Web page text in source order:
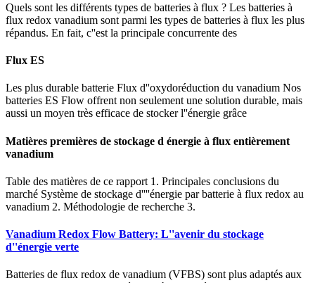
Quels sont les différents types de batteries à flux ? Les batteries à
flux redox vanadium sont parmi les types de batteries à flux les plus
répandus. En fait, c''est la principale concurrente des
Flux ES
Les plus durable batterie Flux d''oxydoréduction du vanadium Nos
batteries ES Flow offrent non seulement une solution durable, mais
aussi un moyen très efficace de stocker l''énergie grâce
Matières premières de stockage d énergie à flux entièrement
vanadium
Table des matières de ce rapport 1. Principales conclusions du
marché Système de stockage d''''énergie par batterie à flux redox au
vanadium 2. Méthodologie de recherche 3.
Vanadium Redox Flow Battery: L''avenir du stockage
d''énergie verte
Batteries de flux redox de vanadium (VFBS) sont plus adaptés aux